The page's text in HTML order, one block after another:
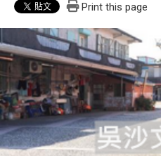
Print this page